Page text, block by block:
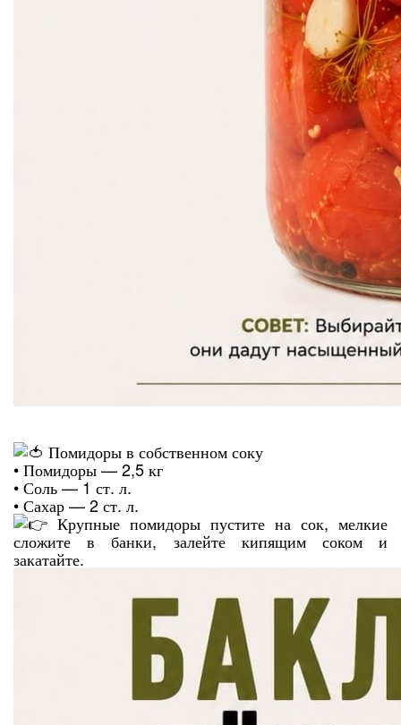
Помидоры в собственном соку
• Помидоры — 2,5 кг
• Соль — 1 ст. л.
• Сахар — 2 ст. л.
Крупные помидоры пустите на сок, мелкие
сложите в банки, залейте кипящим соком и
закатайте.